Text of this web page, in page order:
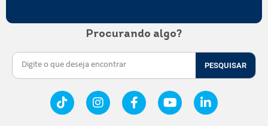
Procurando algo?
PESQUISAR